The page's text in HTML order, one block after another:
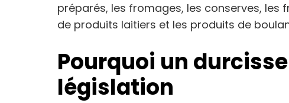
préparés, les fromages, les conserves, les
de produits laitiers et les produits de
Pourquoi un
législation